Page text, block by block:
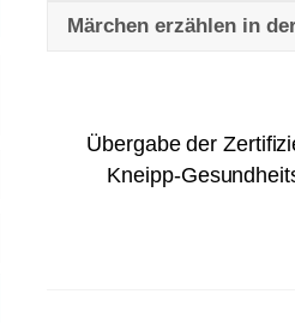
Märchen erzählen in
Übergabe der
Kneipp-